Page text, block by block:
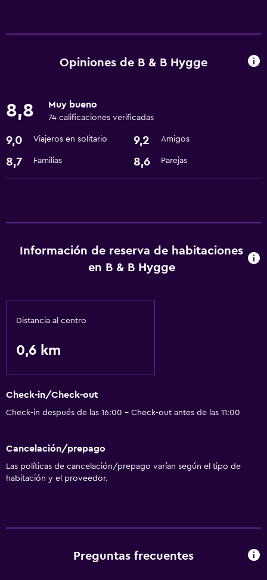
Parrilla
Wifi gratis
Accesibilidad y adecuación
Áreas designadas para fumadores
General
Limpieza diaria
Opiniones de B & B Hygge
8,8 Muy bueno
74 calificaciones verificadas
9,0 Viajeros en solitario 9,2 Amigos
8,7 Familias 8,6 Parejas
Información de reserva de habitaciones
en B & B Hygge
Distancia al centro
0,6 km
Check-in/Check-out
Check-in después de las 16:00 - Check-out antes de las 11:00
Cancelación/prepago
Las políticas de cancelación/prepago varían según el tipo de
habitación y el proveedor.
Preguntas frecuentes